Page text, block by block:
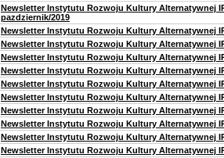
Newsletter Instytutu Rozwoju Kultury Alternatywnej
pazdziernik/2019
Newsletter Instytutu Rozwoju Kultury Alternatywnej
Newsletter Instytutu Rozwoju Kultury Alternatywnej
Newsletter Instytutu Rozwoju Kultury Alternatywnej
Newsletter Instytutu Rozwoju Kultury Alternatywnej
Newsletter Instytutu Rozwoju Kultury Alternatywnej
Newsletter Instytutu Rozwoju Kultury Alternatywnej
Newsletter Instytutu Rozwoju Kultury Alternatywnej
Newsletter Instytutu Rozwoju Kultury Alternatywnej
Newsletter Instytutu Rozwoju Kultury Alternatywnej
Newsletter Instytutu Rozwoju Kultury Alternatywnej